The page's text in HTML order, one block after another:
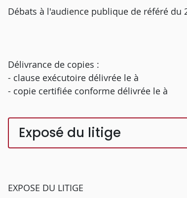
Débats à l'audience publique de référé du
Délivrance de copies :
- clause exécutoire délivrée le à
- copie certifiée conforme délivrée le à
Exposé du litige
EXPOSE DU LITIGE